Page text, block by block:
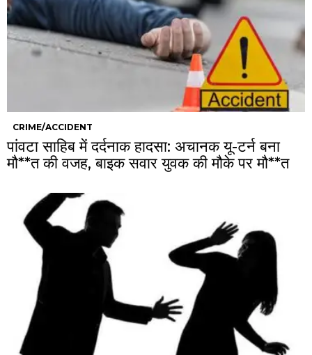
CRIME/ACCIDENT
पांवटा साहिब में दर्दनाक हादसा: अचानक यू-टर्न बना
मौ**त की वजह, बाइक सवार युवक की मौके पर मौ**त